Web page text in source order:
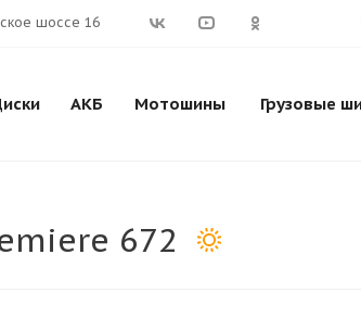
шоссе 16
АКБ Мотошины Грузовые
672